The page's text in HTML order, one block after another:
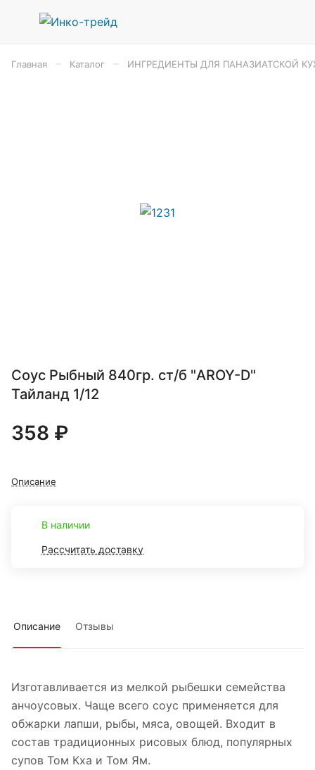
Главная Каталог ИНГРЕДИЕНТЫ ДЛЯ ПАНАЗИАТСКОЙ
Соус Рыбный 840гр. ст/б "AROY-D"
Тайланд 1/12
358 ₽
Описание
В наличии
Рассчитать доставку
Описание Отзывы
Изготавливается из мелкой рыбешки семейства
анчоусовых. Чаще всего соус применяется для
обжарки лапши, рыбы, мяса, овощей. Входит в
состав традиционных рисовых блюд, популярных
супов Том Кха и Том Ям.